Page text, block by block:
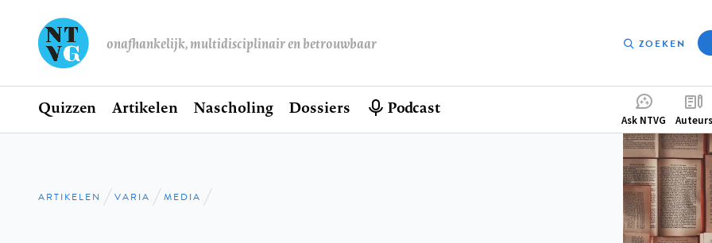
onafhankelijk, multidisciplinair en betrouwbaar ZOEKEN
Hoofdnavigatie
Home
Quizzen Artikelen Nascholing Dossiers Podcast
menu
Ask NTVG Auteurs
Kruimelpad
ARTIKELEN VARIA MEDIA